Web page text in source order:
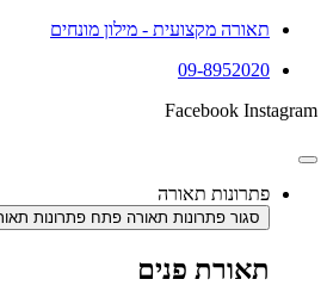
תאורה מקצועית - מילון מונחים
09-8952020
Facebook Instagram
פתרונות תאורה
סגור פתרונות תאורה פתח פתרונות
תאורת פנים